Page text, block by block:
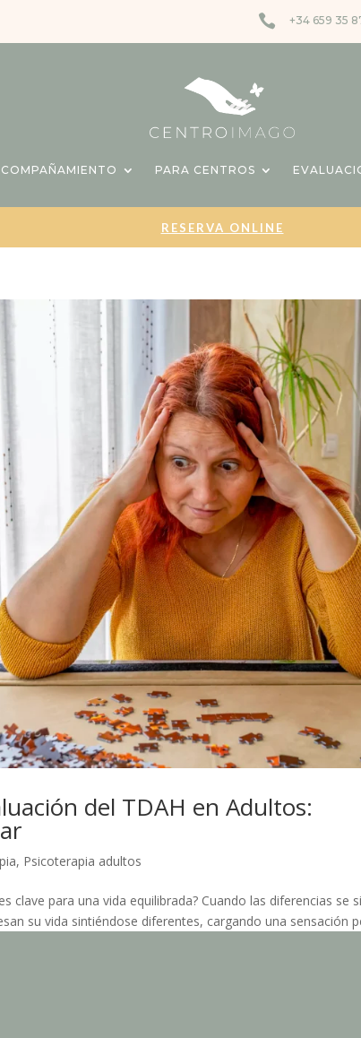
 +34 659 35
PARA CENTROS
RESERVA ONLINE
del TDAH en Adultos:
, Psicoterapia adultos
clave para una vida equilibrada? Cuando las diferencias se
su vida sintiéndose diferentes, cargando una sensación